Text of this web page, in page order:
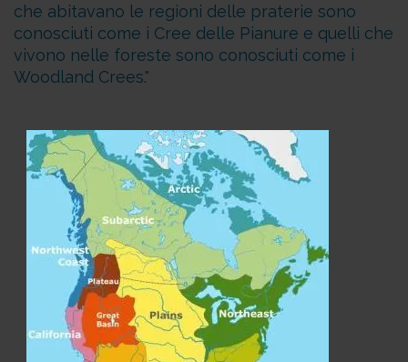
che abitavano le regioni delle praterie sono
conosciuti come i Cree delle Pianure e quelli che
vivono nelle foreste sono conosciuti come i
Woodland Crees.